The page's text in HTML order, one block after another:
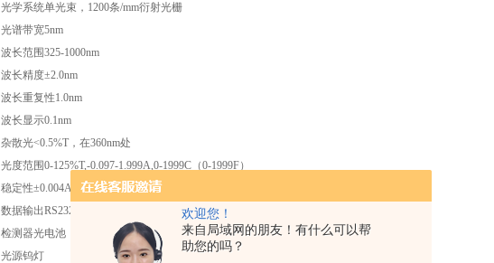
欢迎您！
来自局域网的朋友！有什么可以帮
助您的吗？
光学系统单光束， 1200条/mm衍射光栅
光谱带宽5nm
波长范围325-1000nm
波长精度±2.0nm
波长重复性1.0nm
波长显示0.1nm
杂散光<0.5%T ，在360nm处
光度范围0-125%T,-0.097-1.999A,0-1999C（0-1999F）
稳定性±0.004A/h ，在500nm处
数据输出RS232
检测器光电池
光源钨灯